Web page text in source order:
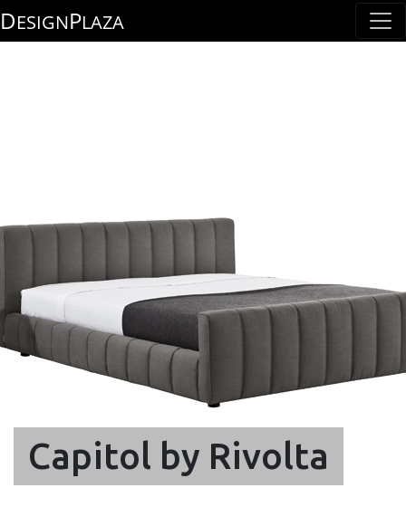
DESIGNPLAZA
Capitol by Rivolta